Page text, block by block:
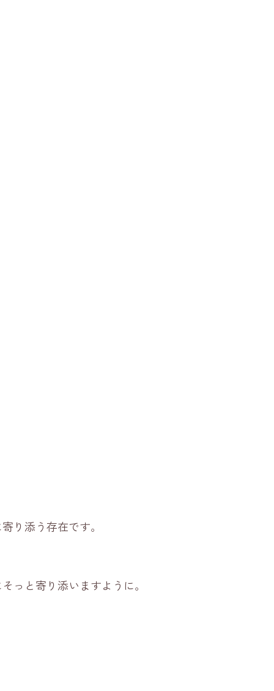
り添う存在です。
っと寄り添いますように。